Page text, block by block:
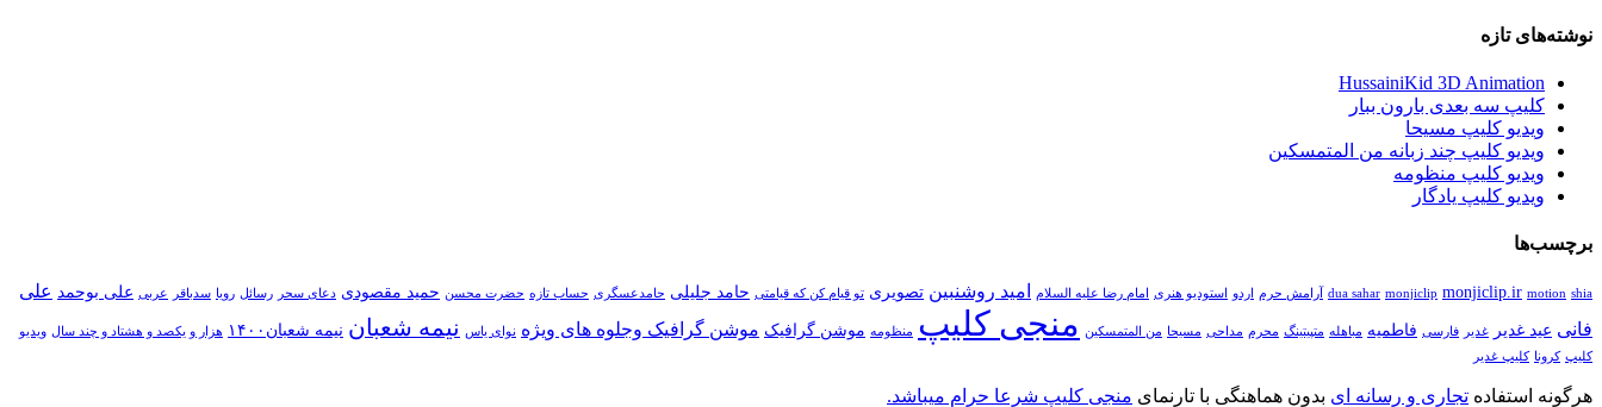
نوشته‌های تازه
HussainiKid 3D Animation
کلیپ سه بعدی بارون ببار
ویدیو کلیپ مسیحا
ویدیو کلیپ چند زبانه من المتمسکین
ویدیو کلیپ منظومه
ویدیو کلیپ یادگار
برچسب‌ها
dua sahar monjiclip monjiclip.ir motion shia آرامش حرم اردو استودیو هنری امام رضا علیه السلام امید روشنبین تصویری تو قیام کن که قیامتی حامد جلیلی حامدعسگری حساب تازه حضرت محسن حمید مقصودی دعای سحر رسائل رویا سدباقر عربی علی بوحمد علی
فانی عید غدیر غدیر فارسی فاطمیه مباهله متپیتینگ محرم مداحی مسیحا من المتمسکین منجی کلیپ منظومه موشن گرافیک موشن گرافیک وجلوه های ویژه نوای یاس نیمه شعبان نیمه شعبان۱۴۰۰ هزار و یکصد و هشتاد و چند سال ویدیو
کلیپ کرونا کلیپ غدیر
هرگونه استفاده تجاری و رسانه ای بدون هماهنگی با تارنمای منجی کلیپ شرعا حرام میباشد.